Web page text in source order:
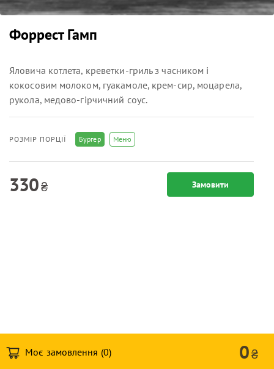
Форрест Гамп
Яловича котлета, креветки-гриль з часником і
кокосовим молоком, гуакамоле, крем-сир, моцарела,
рукола, медово-гірчичний соус.
РОЗМІР ПОРЦІЇ Бургер Меню
330₴ Замовити
Моє замовлення (0) 0₴